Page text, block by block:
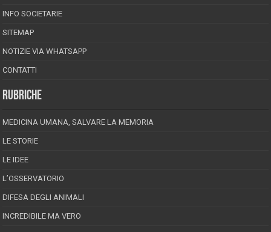
INFO SOCIETARIE
SITEMAP
NOTIZIE VIA WHATSAPP
CONTATTI
RUBRICHE
MEDICINA UMANA, SALVARE LA MEMORIA
LE STORIE
LE IDEE
L’OSSERVATORIO
DIFESA DEGLI ANIMALI
INCREDIBILE MA VERO